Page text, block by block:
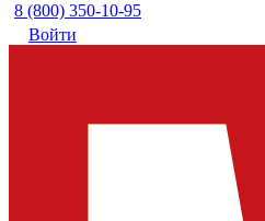
8 (800) 350-10-95
Войти